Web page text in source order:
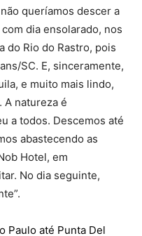
queríamos descer a
dia ensolarado, nos
do Rio do Rastro, pois
SC. E, sinceramente,
e muito mais lindo,
A natureza é
a todos. Descemos até
abastecendo as
Hotel, em
No dia seguinte,
Paulo até Punta Del